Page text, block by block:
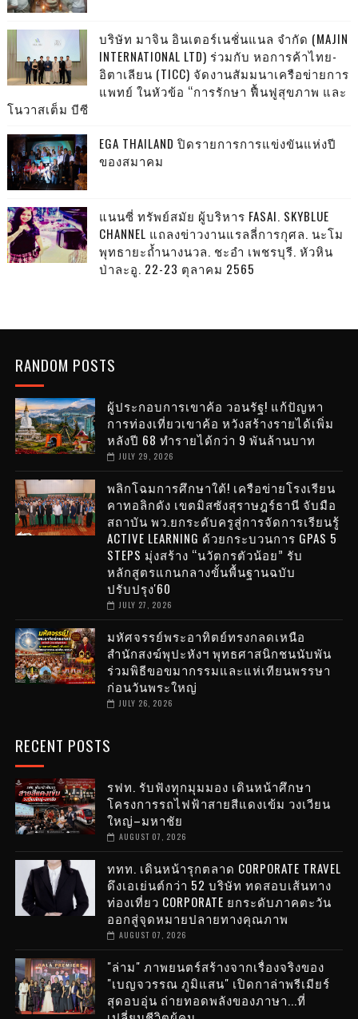
บริษัท มาจิน อินเตอร์เนชั่นแนล จำกัด (MAJIN
INTERNATIONAL LTD) ร่วมกับ หอการค้าไทย-
อิตาเลียน (TICC) จัดงานสัมมนาเครือข่ายการ
แพทย์ ในหัวข้อ “การรักษา ฟื้นฟูสุขภาพ และ
โนวาสเต็ม บีซี
EGA THAILAND ปิดรายการการแข่งขันแห่งปี
ของสมาคม
แนนซี่ ทรัพย์สมัย ผู้บริหาร FASAI. SKYBLUE
CHANNEL แถลงข่าวงานแรลลี่การกุศล. นะโม
พุทธายะถ้ำนางนวล. ชะอำ เพชรบุรี. หัวหิน
ป่าละอู. 22-23 ตุลาคม 2565
RANDOM POSTS
ผู้ประกอบการเขาค้อ วอนรัฐ! แก้ปัญหา
การท่องเที่ยวเขาค้อ หวังสร้างรายได้เพิ่ม
หลังปี 68 ทำรายได้กว่า 9 พันล้านบาท
JULY 29, 2026
พลิกโฉมการศึกษาใต้! เครือข่ายโรงเรียน
คาทอลิกดัง เขตมิสซังสุราษฎร์ธานี จับมือ
สถาบัน พว.ยกระดับครูสู่การจัดการเรียนรู้
ACTIVE LEARNING ด้วยกระบวนการ GPAS 5
STEPS มุ่งสร้าง “นวัตกรตัวน้อย” รับ
หลักสูตรแกนกลางขั้นพื้นฐานฉบับ
ปรับปรุง'60
JULY 27, 2026
มหัศจรรย์พระอาทิตย์ทรงกลดเหนือ
สำนักสงฆ์พุปะหังฯ พุทธศาสนิกชนนับพัน
ร่วมพิธีขอขมากรรมและแห่เทียนพรรษา
ก่อนวันพระใหญ่
JULY 26, 2026
RECENT POSTS
รฟท. รับฟังทุกมุมมอง เดินหน้าศึกษา
โครงการรถไฟฟ้าสายสีแดงเข้ม วงเวียน
ใหญ่–มหาชัย
AUGUST 07, 2026
ททท. เดินหน้ารุกตลาด CORPORATE TRAVEL
ดึงเอเย่นต์กว่า 52 บริษัท ทดสอบเส้นทาง
ท่องเที่ยว CORPORATE ยกระดับภาคตะวัน
ออกสู่จุดหมายปลายทางคุณภาพ
AUGUST 07, 2026
"ล่าม" ภาพยนตร์สร้างจากเรื่องจริงของ
"เบญจวรรณ ภูมิแสน" เปิดกาล่าพรีเมียร์
สุดอบอุ่น ถ่ายทอดพลังของภาษา...ที่